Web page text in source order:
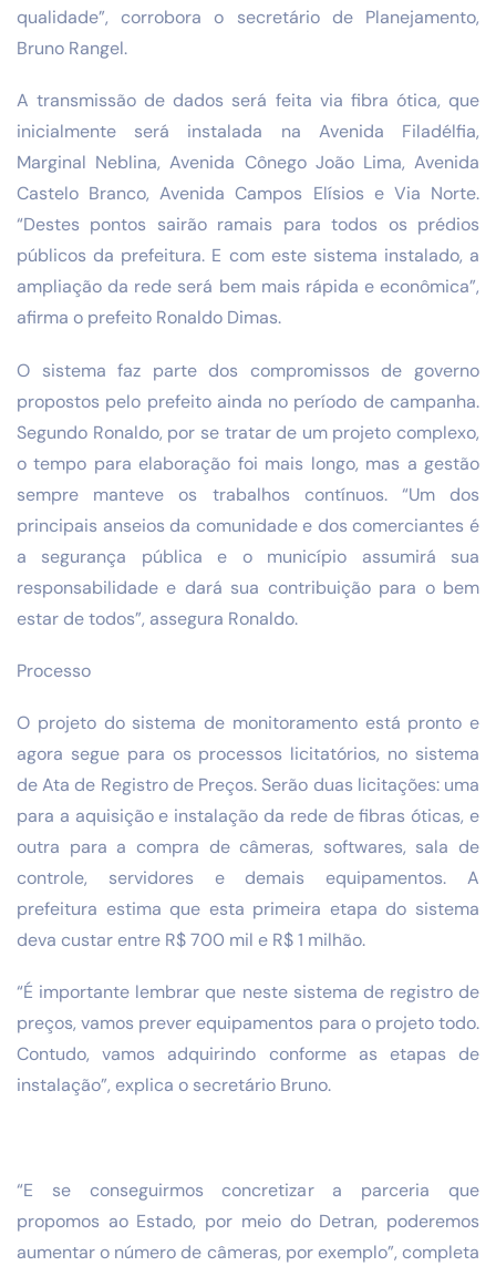
qualidade”, corrobora o secretário de Planejamento,
Bruno Rangel.
A transmissão de dados será feita via fibra ótica, que
inicialmente será instalada na Avenida Filadélfia,
Marginal Neblina, Avenida Cônego João Lima, Avenida
Castelo Branco, Avenida Campos Elísios e Via Norte.
“Destes pontos sairão ramais para todos os prédios
públicos da prefeitura. E com este sistema instalado, a
ampliação da rede será bem mais rápida e econômica”,
afirma o prefeito Ronaldo Dimas.
O sistema faz parte dos compromissos de governo
propostos pelo prefeito ainda no período de campanha.
Segundo Ronaldo, por se tratar de um projeto complexo,
o tempo para elaboração foi mais longo, mas a gestão
sempre manteve os trabalhos contínuos. “Um dos
principais anseios da comunidade e dos comerciantes é
a segurança pública e o município assumirá sua
responsabilidade e dará sua contribuição para o bem
estar de todos”, assegura Ronaldo.
Processo
O projeto do sistema de monitoramento está pronto e
agora segue para os processos licitatórios, no sistema
de Ata de Registro de Preços. Serão duas licitações: uma
para a aquisição e instalação da rede de fibras óticas, e
outra para a compra de câmeras, softwares, sala de
controle, servidores e demais equipamentos. A
prefeitura estima que esta primeira etapa do sistema
deva custar entre R$ 700 mil e R$ 1 milhão.
“É importante lembrar que neste sistema de registro de
preços, vamos prever equipamentos para o projeto todo.
Contudo, vamos adquirindo conforme as etapas de
instalação”, explica o secretário Bruno.
“E se conseguirmos concretizar a parceria que
propomos ao Estado, por meio do Detran, poderemos
aumentar o número de câmeras, por exemplo”, completa